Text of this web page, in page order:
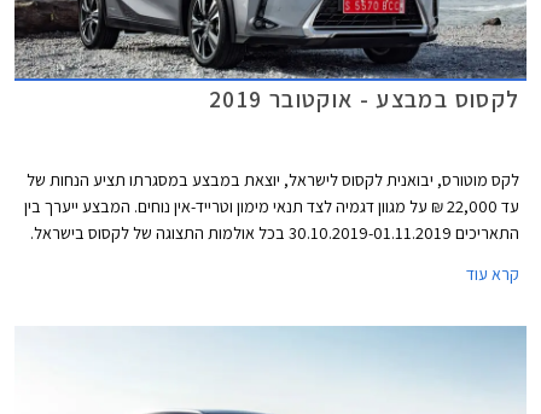
לקסוס במבצע - אוקטובר 2019
לקס מוטורס, יבואנית לקסוס לישראל, יוצאת במבצע במסגרתו תציע הנחות של
עד 22,000 ₪ על מגוון דגמיה לצד תנאי מימון וטרייד-אין נוחים. המבצע ייערך בין
התאריכים 30.10.2019-01.11.2019 בכל אולמות התצוגה של לקסוס בישראל.
קרא עוד